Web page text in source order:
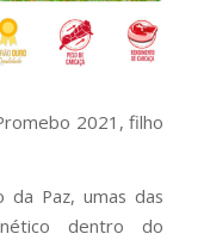
2021, filho
da Paz, umas das
dentro do